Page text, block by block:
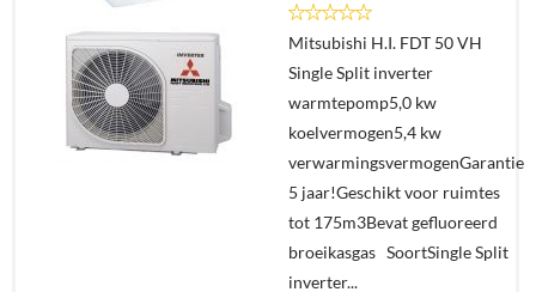
aanvragen?
winkelmand
Mitsubishi H.I. FDT 50 VH
Single Split inverter
warmtepomp5,0 kw
koelvermogen5,4 kw
verwarmingsvermogenGarantie
5 jaar!Geschikt voor ruimtes
tot 175m3Bevat gefluoreerd
broeikasgas SoortSingle Split
inverter...